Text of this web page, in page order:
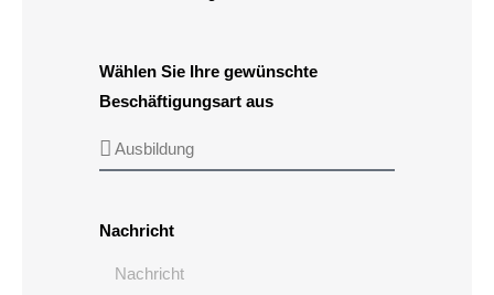
Wählen Sie Ihre gewünschte
Beschäftigungsart aus
Nachricht